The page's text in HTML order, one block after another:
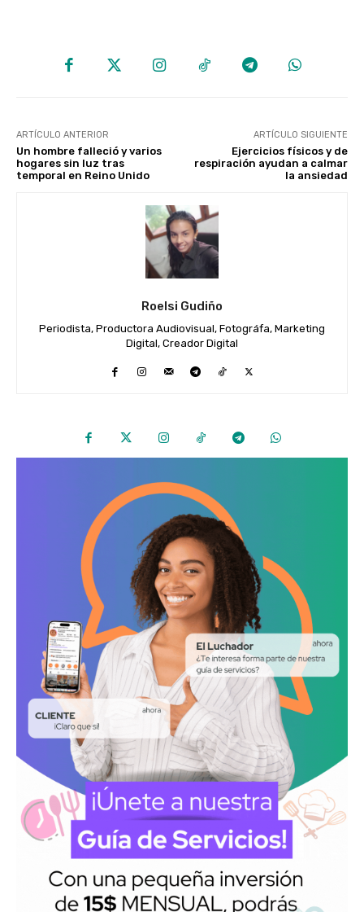
ARTÍCULO ANTERIOR
Un hombre falleció y varios
hogares sin luz tras
temporal en Reino Unido
ARTÍCULO SIGUIENTE
Ejercicios físicos y de
respiración ayudan a calmar
la ansiedad
Roelsi Gudiño
Periodista, Productora Audiovisual, Fotográfa, Marketing
Digital, Creador Digital